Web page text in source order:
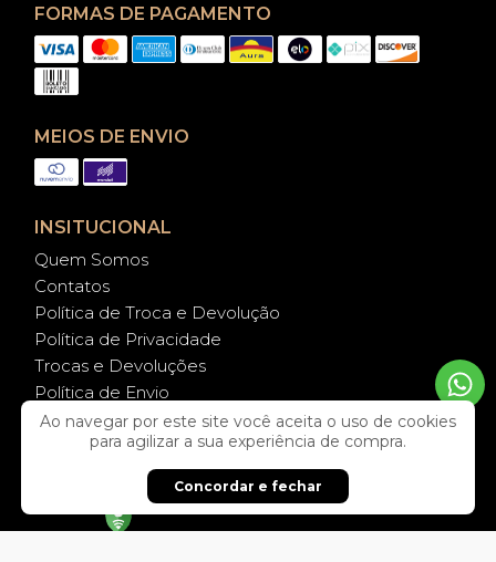
Ao navegar por este site você aceita o uso de cookies
para agilizar a sua experiência de compra.
Concordar e fechar
FORMAS DE PAGAMENTO
MEIOS DE ENVIO
INSITUCIONAL
Quem Somos
Contatos
Política de Troca e Devolução
Política de Privacidade
Trocas e Devoluções
Política de Envio
cuidados com a Peça
SEGURANÇA